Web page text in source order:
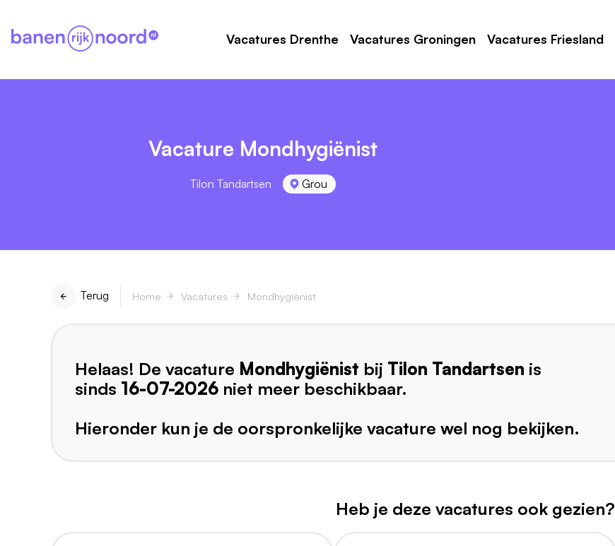
Vacatures Drenthe Vacatures Groningen Vacatures Friesland
Vacature Mondhygiënist
Tilon Tandartsen Grou
Terug Home Vacatures Mondhygiënist
Helaas! De vacature Mondhygiënist bij Tilon Tandartsen is
sinds 16-07-2026 niet meer beschikbaar.
Hieronder kun je de oorspronkelijke vacature wel nog bekijken.
Heb je deze vacatures ook gezien?